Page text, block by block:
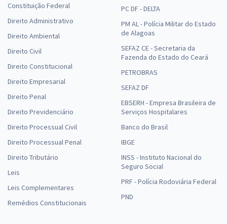
Constituição Federal
Direito Administrativo
Direito Ambiental
Direito Civil
Direito Constitucional
Direito Empresarial
Direito Penal
Direito Previdenciário
Direito Processual Civil
Direito Processual Penal
Direito Tributário
Leis
Leis Complementares
Remédios Constitucionais
PC DF - DELTA
PM AL - Polícia Militar do Estado
de Alagoas
SEFAZ CE - Secretaria da
Fazenda do Estado do Ceará
PETROBRAS
SEFAZ DF
EBSERH - Empresa Brasileira de
Serviços Hospitalares
Banco do Brasil
IBGE
INSS - Instituto Nacional do
Seguro Social
PRF - Polícia Rodoviária Federal
PND